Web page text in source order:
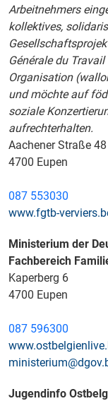
Arbeitnehmers
kollektives,
Générale du
Organisation
und möchte auf
soziale
aufrechterhalten.
Aachener Straße 48
4700 Eupen
087 553030
www.fgtb-
Ministerium der
Fachbereich
Kaperberg 6
4700 Eupen
087 596300
Jugendinfo